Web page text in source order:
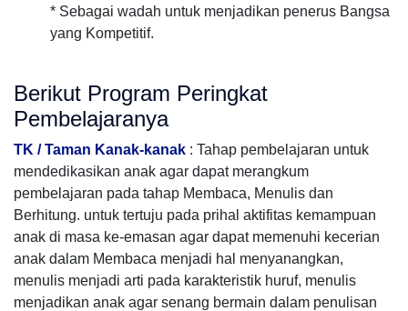
* Sebagai wadah untuk menjadikan penerus Bangsa
yang Kompetitif.
Berikut Program Peringkat
Pembelajaranya
TK / Taman Kanak-kanak : Tahap pembelajaran untuk
mendedikasikan anak agar dapat merangkum
pembelajaran pada tahap Membaca, Menulis dan
Berhitung. untuk tertuju pada prihal aktifitas kemampuan
anak di masa ke-emasan agar dapat memenuhi kecerian
anak dalam Membaca menjadi hal menyanangkan,
menulis menjadi arti pada karakteristik huruf, menulis
menjadikan anak agar senang bermain dalam penulisan